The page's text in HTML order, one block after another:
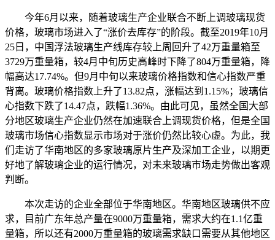
今年6月以来，随着玻璃生产企业联合不断上调玻璃现货
价格，玻璃市场进入了“涨价去库存”的阶段。截至2019年10月
25日，中国浮法玻璃生产线库存较上周回升了42万重量箱至
3729万重量箱，较4月中旬历史高峰时下降了804万重量箱，降
幅高达17.74%。但9月中旬以来玻璃价格指数和信心指数严重
背离。玻璃价格指数上升了13.82点，涨幅达到1.15%；玻璃信
心指数下跌了14.47点，跌幅1.36%。由此可见，虽然全国大部
分地区玻璃生产企业仍然在加速联合上调现货价格，但是全国
玻璃市场信心指数显示市场对于涨价仍然比较心虚。为此，我
们走访了华南地区的多家玻璃原片生产及深加工企业，以期更
好地了解玻璃企业的运行情况，对未来玻璃市场走势做出客观
判断。
本次走访的企业全部位于华南地区。华南地区玻璃供不应
求，目前广东年总产量在9000万重量箱，需求大约在1.1亿重
量箱，所以还有2000万重量箱的玻璃需求缺口需要从其他地区